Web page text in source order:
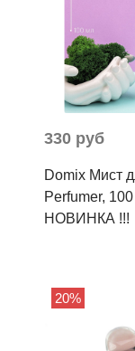
330 руб
Domix Мист
Perfumer,
НОВИНКА !!!
20%